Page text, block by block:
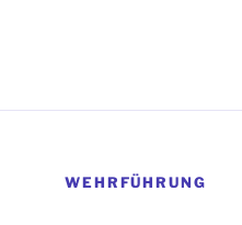
WEHRFÜHRUNG